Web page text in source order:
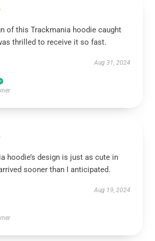
of this Trackmania hoodie caught
thrilled to receive it so fast.
Aug 31, 2024
hoodie’s design is just as cute in
sooner than I anticipated.
Aug 19, 2024